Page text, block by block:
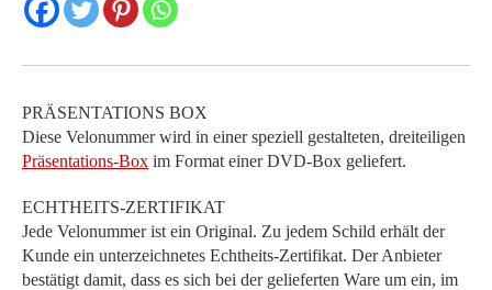
PRÄSENTATIONS BOX
Diese Velonummer wird in einer speziell gestalteten, dreiteiligen
Präsentations-Box im Format einer DVD-Box geliefert.
ECHTHEITS-ZERTIFIKAT
Jede Velonummer ist ein Original. Zu jedem Schild erhält der
Kunde ein unterzeichnetes Echtheits-Zertifikat. Der Anbieter
bestätigt damit, dass es sich bei der gelieferten Ware um ein, im